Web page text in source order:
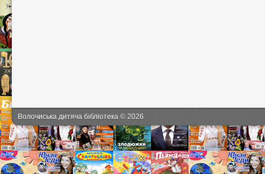
Волочиська дитяча бібліотека © 2026